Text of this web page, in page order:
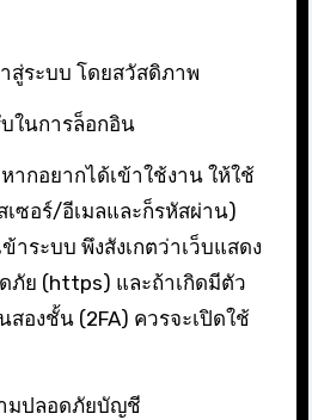
สู่ระบบ โดยสวัสดิภาพ
ในการล็อกอิน
ากอยากได้เข้าใช้งาน ให้ใช้
ซอร์/อีเมลและก็รหัสผ่าน)
าระบบ พึงสังเกตว่าเว็บแสดง
ภัย (https) และถ้าเกิดมีตัว
องชั้น (2FA) ควรจะเปิดใช้
มปลอดภัยบัญชี